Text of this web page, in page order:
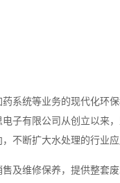
统等业务的现代化环
子有限公司从创立以来
不断扩大水处理的行业
维修保养，提供整套